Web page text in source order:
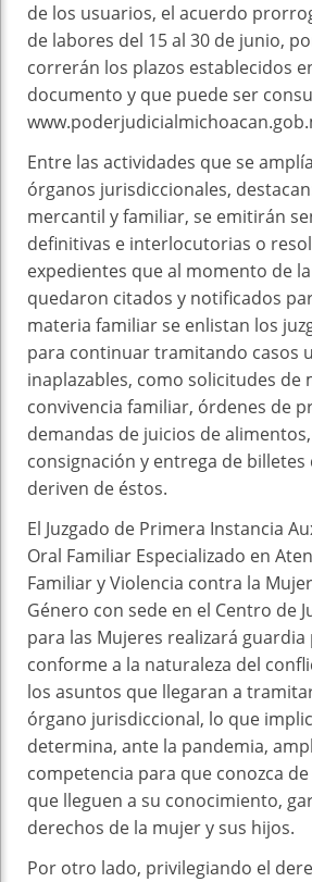
de los usuarios, el acuerdo
de labores del 15 al 30 de junio,
correrán los plazos establecidos
documento y que puede ser
Entre las actividades que se
órganos jurisdiccionales,
mercantil y familiar, se emitirán
definitivas e interlocutorias o
expedientes que al momento de
quedaron citados y notificados
materia familiar se enlistan los
para continuar tramitando casos
inaplazables, como solicitudes de
convivencia familiar, órdenes de
demandas de juicios de
consignación y entrega de
deriven de éstos.
El Juzgado de Primera Instancia
Oral Familiar Especializado en
Familiar y Violencia contra la
Género con sede en el Centro de
para las Mujeres realizará
conforme a la naturaleza del
los asuntos que llegaran a
órgano jurisdiccional, lo que
determina, ante la pandemia,
competencia para que conozca
que lleguen a su conocimiento,
derechos de la mujer y sus hijos.
Por otro lado, privilegiando el